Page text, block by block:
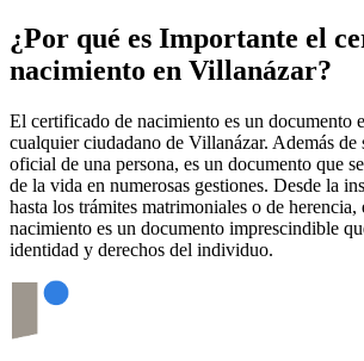
¿Por qué es Importante el
nacimiento en Villanázar?
El certificado de nacimiento es un documento
cualquier ciudadano de Villanázar. Además de
oficial de una persona, es un documento que
de la vida en numerosas gestiones. Desde la
hasta los trámites matrimoniales o de
nacimiento es un documento imprescindible
identidad y derechos del individuo.